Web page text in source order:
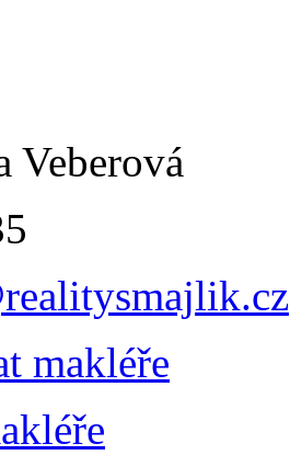
Veberová
makléře